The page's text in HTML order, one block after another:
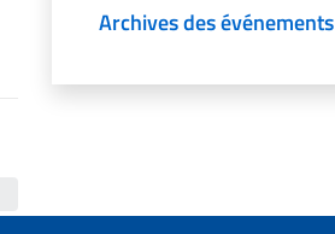
Archives des événements